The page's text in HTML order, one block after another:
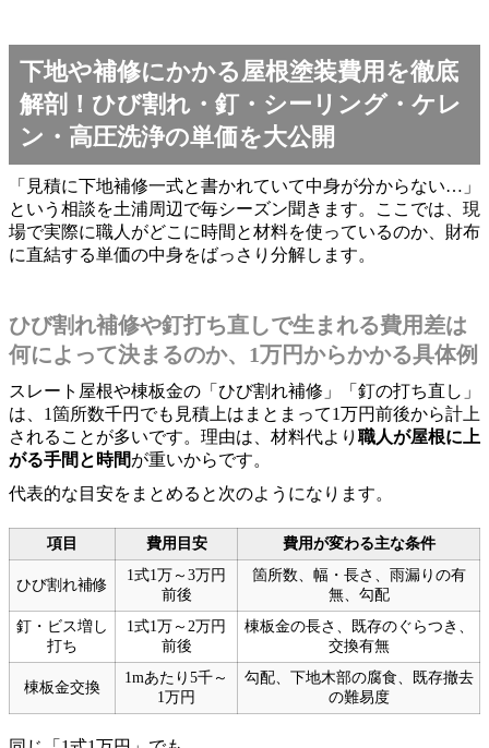
下地や補修にかかる屋根塗装費用を徹底
解剖！ひび割れ・釘・シーリング・ケレ
ン・高圧洗浄の単価を大公開
「見積に下地補修一式と書かれていて中身が分からない…」
という相談を土浦周辺で毎シーズン聞きます。ここでは、現
場で実際に職人がどこに時間と材料を使っているのか、財布
に直結する単価の中身をばっさり分解します。
ひび割れ補修や釘打ち直しで生まれる費用差は
何によって決まるのか、1万円からかかる具体例
スレート屋根や棟板金の「ひび割れ補修」「釘の打ち直し」
は、1箇所数千円でも見積上はまとまって1万円前後から計上
されることが多いです。理由は、材料代より 職人が屋根に上
がる手間と時間が重いからです。
代表的な目安をまとめると次のようになります。
項目 費用目安 費用が変わる主な条件
ひび割れ補修
1式1万～3万円
前後
箇所数、幅・長さ、雨漏りの有
無、勾配
釘・ビス増し
打ち
1式1万～2万円
前後
棟板金の長さ、既存のぐらつき、
交換有無
棟板金交換
1mあたり5千～
1万円
勾配、下地木部の腐食、既存撤去
の難易度